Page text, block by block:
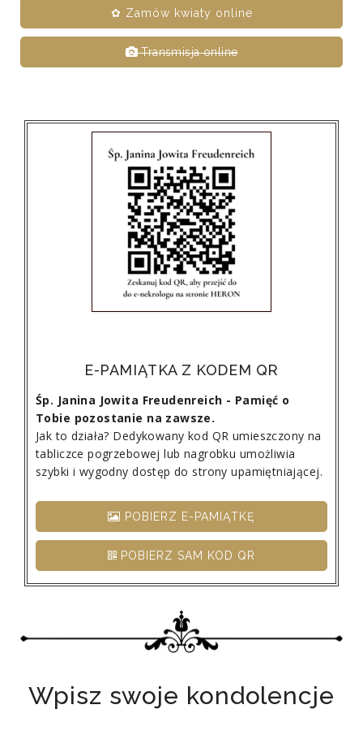
✿ Zamów kwiaty online
Transmisja online
E-PAMIĄTKA Z KODEM QR
Śp. Janina Jowita Freudenreich - Pamięć o
Tobie pozostanie na zawsze.
Jak to działa? Dedykowany kod QR umieszczony na
tabliczce pogrzebowej lub nagrobku umożliwia
szybki i wygodny dostęp do strony upamiętniającej.
POBIERZ E-PAMIĄTKĘ
POBIERZ SAM KOD QR
Wpisz swoje kondolencje